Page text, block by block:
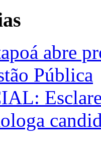
abre
Pública